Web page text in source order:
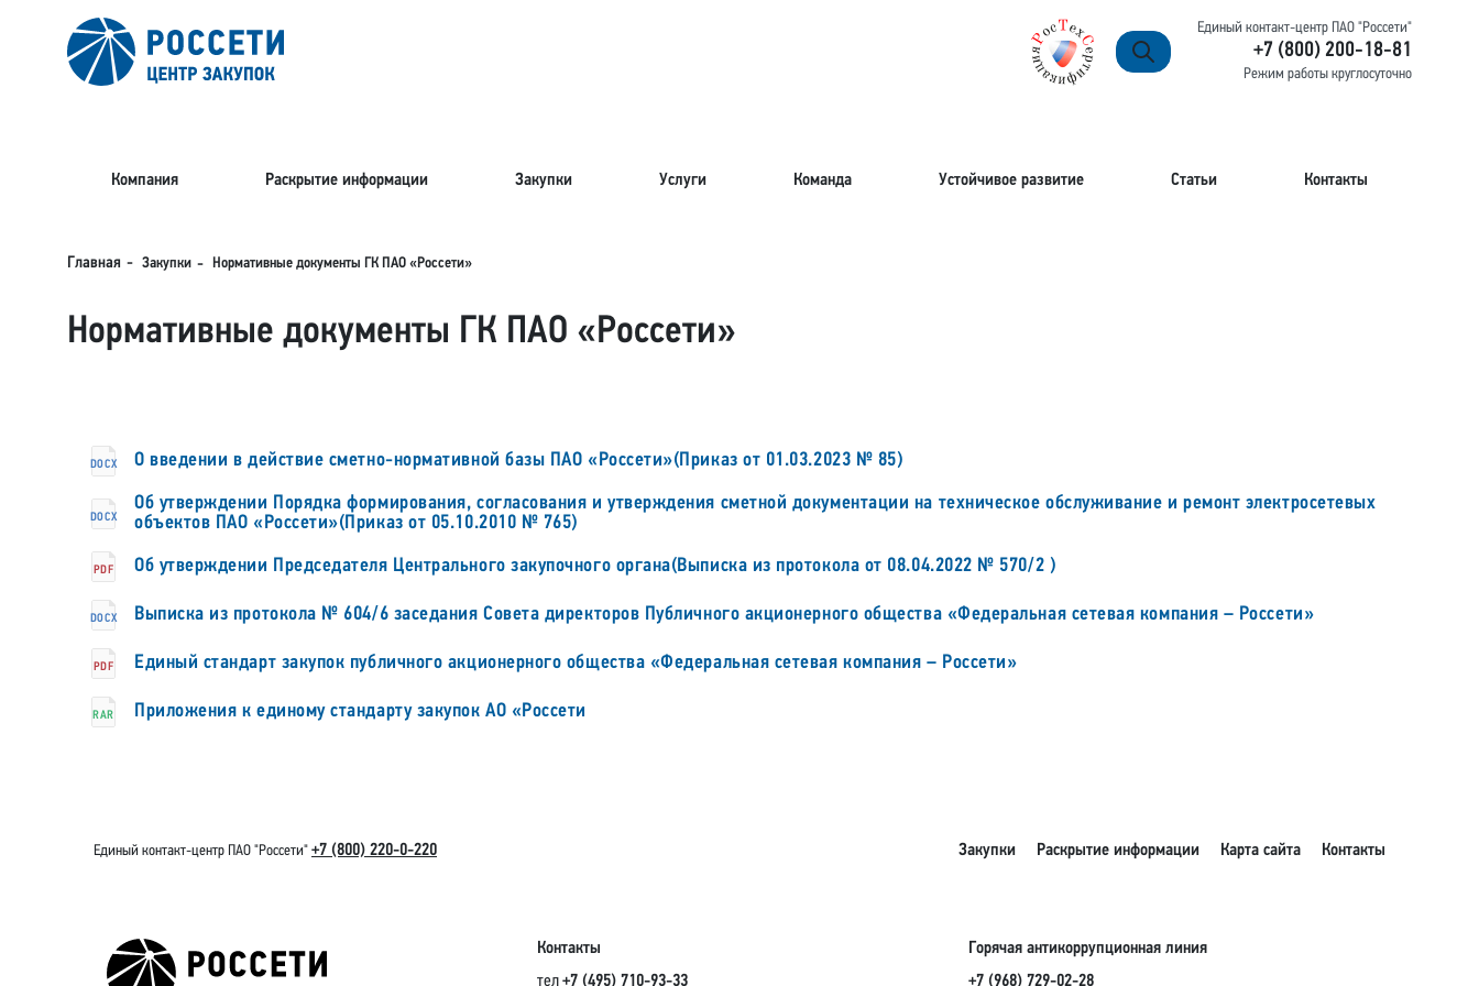
Единый контакт-центр ПАО "Россети"
+7 (800) 200-18-81
Режим работы круглосуточно
Компания Раскрытие информации Закупки Услуги Команда Устойчивое развитие Статьи Контакты
Главная Закупки Нормативные документы ГК ПАО «Россети»
Нормативные документы ГК ПАО «Россети»
DOCX О введении в действие сметно-нормативной базы ПАО «Россети»(Приказ от 01.03.2023 № 85)
DOCX
Об утверждении Порядка формирования, согласования и утверждения сметной документации на техническое обслуживание и ремонт электросетевых
объектов ПАО «Россети»(Приказ от 05.10.2010 № 765)
PDF Об утверждении Председателя Центрального закупочного органа(Выписка из протокола от 08.04.2022 № 570/2 )
DOCX Выписка из протокола № 604/6 заседания Совета директоров Публичного акционерного общества «Федеральная сетевая компания – Россети»
PDF Единый стандарт закупок публичного акционерного общества «Федеральная сетевая компания – Россети»
RAR Приложения к единому стандарту закупок АО «Россети
Единый контакт-центр ПАО "Россети" +7 (800) 220-0-220 Закупки Раскрытие информации Карта сайта Контакты
Контакты
тел+7 (495) 710-93-33
Горячая антикоррупционная линия
+7 (968) 729-02-28